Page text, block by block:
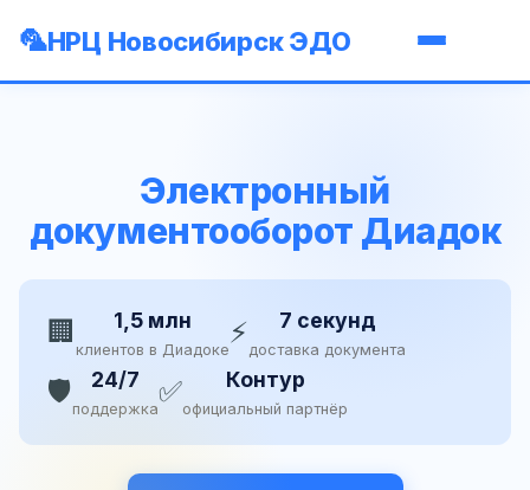
НРЦ Новосибирск ЭДО
Электронный
документооборот Диадок
🏢 1,5 млн
клиентов в Диадоке⚡ 7 секунд
доставка документа
🛡️ 24/7
поддержка✅ Контур
официальный партнёр